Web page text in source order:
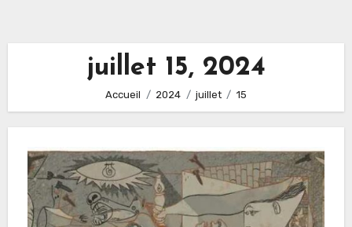
juillet 15, 2024
Accueil 2024 juillet 15